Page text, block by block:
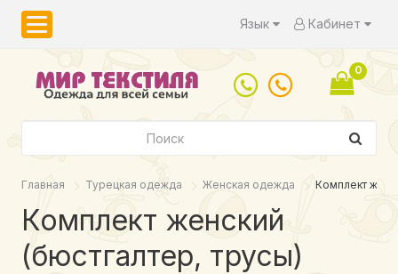
Язык Кабинет
0
Главная Турецкая одежда Женская одежда Комплект
Комплект женский
(бюстгалтер, трусы)